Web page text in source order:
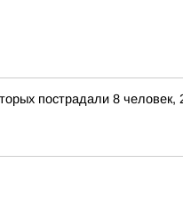
пострадали 8 человек,